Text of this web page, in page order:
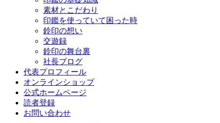
素材とこだわり
印鑑を使っていて困った時
鈴印の想い
交遊録
鈴印の舞台裏
社長ブログ
代表プロフィール
オンラインショップ
公式ホームページ
読者登録
お問い合わせ